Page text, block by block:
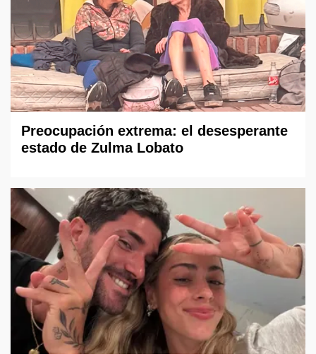
Preocupación extrema: el desesperante
estado de Zulma Lobato